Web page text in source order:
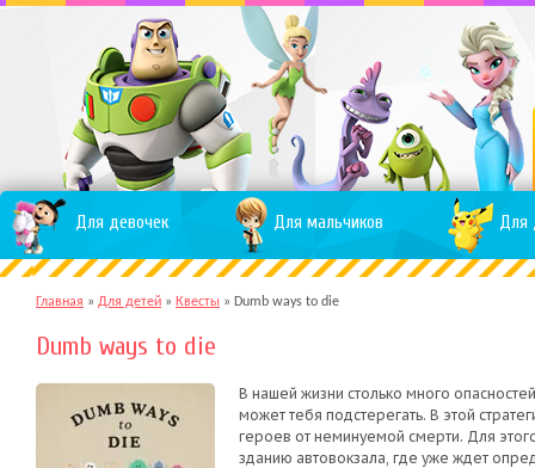
Для девочек Для мальчиков Для
Главная » Для детей » Квесты » Dumb ways to die
Dumb ways to die
В нашей жизни столько много
может тебя подстерегать. В этой
героев от неминуемой смерти. Для
зданию автовокзала, где уже ждет